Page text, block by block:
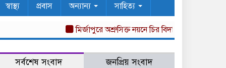
স্বাস্থ্য প্রবাস অন্যান্য সাহিত্য
মির্জাপুরে অশ্রুসিক্ত নয়নে চির বিদায় দেওয়া হলো
সর্বশেষ সংবাদ জনপ্রিয় সংবাদ